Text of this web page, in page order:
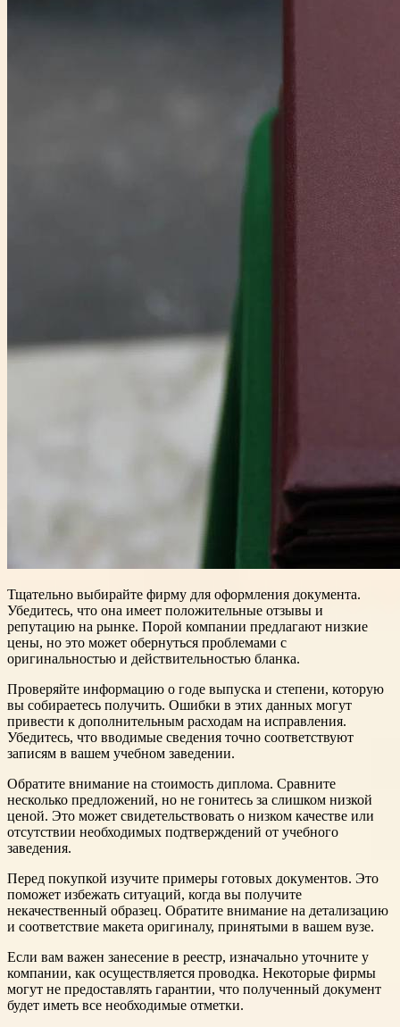
Тщательно выбирайте фирму для оформления документа.
Убедитесь, что она имеет положительные отзывы и
репутацию на рынке. Порой компании предлагают низкие
цены, но это может обернуться проблемами с
оригинальностью и действительностью бланка.
Проверяйте информацию о годе выпуска и степени, которую
вы собираетесь получить. Ошибки в этих данных могут
привести к дополнительным расходам на исправления.
Убедитесь, что вводимые сведения точно соответствуют
записям в вашем учебном заведении.
Обратите внимание на стоимость диплома. Сравните
несколько предложений, но не гонитесь за слишком низкой
ценой. Это может свидетельствовать о низком качестве или
отсутствии необходимых подтверждений от учебного
заведения.
Перед покупкой изучите примеры готовых документов. Это
поможет избежать ситуаций, когда вы получите
некачественный образец. Обратите внимание на детализацию
и соответствие макета оригиналу, принятыми в вашем вузе.
Если вам важен занесение в реестр, изначально уточните у
компании, как осуществляется проводка. Некоторые фирмы
могут не предоставлять гарантии, что полученный документ
будет иметь все необходимые отметки.